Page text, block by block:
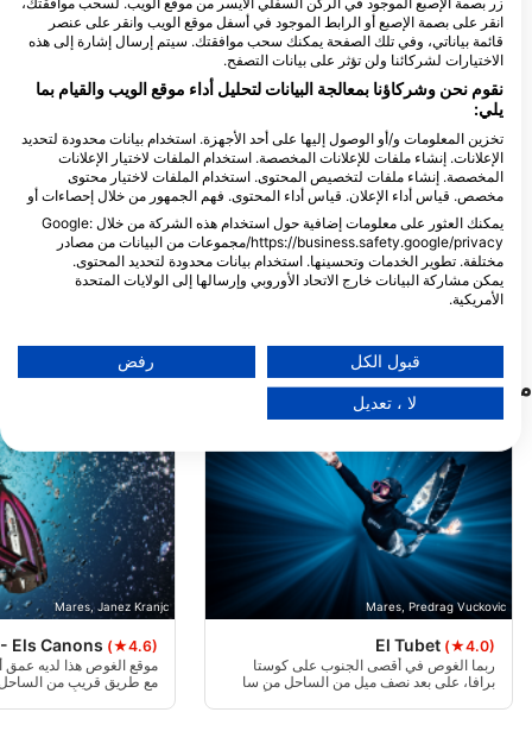
Mateua Dive
Plaza Punta Montgó Nº8, 17130
L’Escala, GE - إسبانيا
Diving Grassi-Sub
Passatge Sibil·la de Fortià, 4, 17130
L’Escala, GE - إسبانيا
C/ Port de La Clota S/N -
Club Nautic L`Escala,
17130 L`Escala, GE - إسبانيا
AQUATREK
Av. Montgo 66, local 4,
17130 L’Escala, GE - إسبانيا
مواقع الغوص القريبة
Mares, Predrag Vuckovic
El Tubet (★4.0)
ربما الغوص في أقصى الجنوب على كوستا
برافا، على بعد نصف ميل من الساحل من سا
بالوميرا، على عمق 30 مترا وعند التقاء أنبوب
مياه الأمطار بلانز مع اثنين من المناطق من
Mares, Janez Kranjc
Els Canons (★4.6)
مع طريق قريب من الساحل
حيث تجد ثلاثة أقواس تحت
مثالي لجميع أنواع
انقر على بصمة الإصبع أو الرابط الموجود في أسفل موقع الويب وانقر على عنصر
قائمة بياناتي، وفي تلك الصفحة يمكنك سحب موافقتك. سيتم إرسال إشارة إلى هذه
الاختيارات لشركائنا ولن تؤثر على بيانات التصفح.
نقوم نحن وشركاؤنا بمعالجة البيانات لتحليل أداء موقع الويب والقيام بما
يلي:
تخزين المعلومات و/أو الوصول إليها على أحد الأجهزة. استخدام بيانات محدودة لتحديد
الإعلانات. إنشاء ملفات للإعلانات المخصصة. استخدام الملفات لاختيار الإعلانات
المخصصة. إنشاء ملفات لتخصيص المحتوى. استخدام الملفات لاختيار محتوى
مخصص. قياس أداء الإعلان. قياس أداء المحتوى. فهم الجمهور من خلال إحصاءات أو
يمكنك العثور على معلومات إضافية حول استخدام هذه الشركة من خلال Google:
https://business.safety.google/privacy/مجموعات من البيانات من مصادر
مختلفة. تطوير الخدمات وتحسينها. استخدام بيانات محدودة لتحديد المحتوى.
يمكن مشاركة البيانات خارج الاتحاد الأوروبي وإرسالها إلى الولايات المتحدة
الأمريكية.
عرض قائمة الشركاء (1 موردي IAB)
نحن نستخدم بياناتك للأغراض التالية:
تخزين المعلومات و/أو الوصول إليها على أحد الأجهزة
استخدام بيانات محدودة لتحديد الإعلانات
إنشاء ملفات للإعلانات المخصصة
استخدام الملفات لاختيار الإعلانات المخصصة
إنشاء ملفات لتخصيص المحتوى
استخدام الملفات لاختيار محتوى مخصص
قبول الكل رفض
لا ، تعديل